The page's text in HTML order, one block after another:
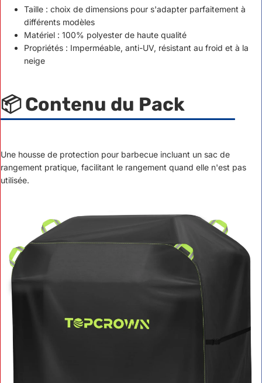
Taille : choix de dimensions pour s'adapter parfaitement à
différents modèles
Matériel : 100% polyester de haute qualité
Propriétés : Imperméable, anti-UV, résistant au froid et à la
neige
📦 Contenu du Pack
Une housse de protection pour barbecue incluant un sac de
rangement pratique, facilitant le rangement quand elle n'est pas
utilisée.